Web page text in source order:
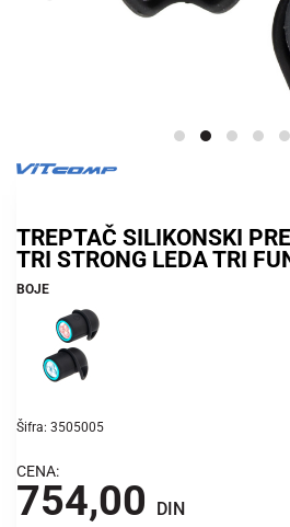
TREPTAČ SILIKONSKI
TRI STRONG LEDA TRI
BOJE
Šifra: 3505005
CENA:
754,00 DIN